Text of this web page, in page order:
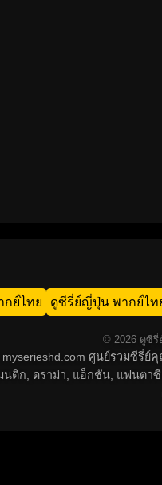
กย์ไทย ดูซีรี่ย์ญี่ปุ่น พากย์ไท
© 2026 ดูซีรี่
ศูนย์รวมซีรี่
ก, ดราม่า, แอ็กชัน, แฟนตาซี